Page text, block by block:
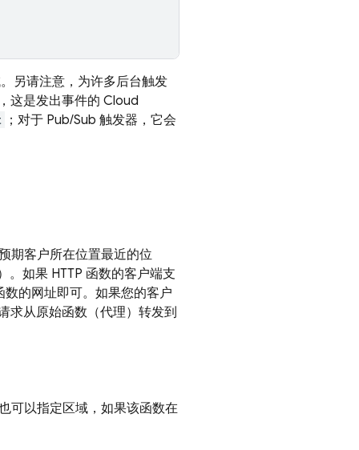
另请注意，为许多后台触发
这是发出事件的 Cloud
；对于 Pub/Sub 触发器，它会
期客户所在位置最近的位
。如果 HTTP 函数的客户端支
的网址即可。如果您的客户
求从原始函数（代理）转发到
可以指定区域，如果该函数在